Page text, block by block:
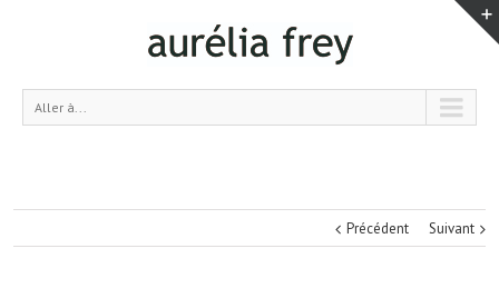
Aller à...
Précédent Suivant